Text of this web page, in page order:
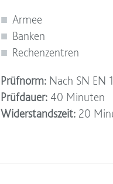
Armee
Banken
Rechenzentren
Prüfnorm:Nach SN EN
Prüfdauer:40 Minuten
Widerstandszeit:20